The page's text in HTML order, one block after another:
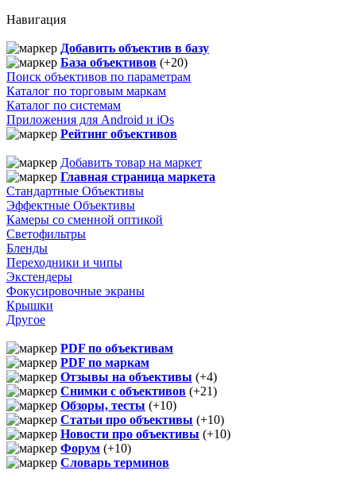
Навигация
Добавить объектив в базу
База объективов (+20)
Поиск объективов по параметрам
Каталог по торговым маркам
Каталог по системам
Приложения для Android и iOs
Рейтинг объективов
Добавить товар на маркет
Главная страница маркета
Стандартные Объективы
Эффектные Объективы
Камеры со сменной оптикой
Светофильтры
Бленды
Переходники и чипы
Экстендеры
Фокусировочные экраны
Крышки
Другое
PDF по объективам
PDF по маркам
Отзывы на объективы (+4)
Снимки с объективов (+21)
Обзоры, тесты (+10)
Статьи про объективы (+10)
Новости про объективы (+10)
Форум (+10)
Словарь терминов